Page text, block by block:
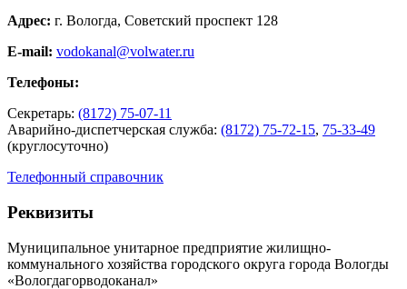
Адрес: г. Вологда, Советский проспект 128
E-mail: vodokanal@volwater.ru
Телефоны:
Секретарь: (8172) 75-07-11
Аварийно-диспетчерская служба: (8172) 75-72-15, 75-33-49
(круглосуточно)
Телефонный справочник
Реквизиты
Муниципальное унитарное предприятие жилищно-
коммунального хозяйства городского округа города Вологды
«Вологдагорводоканал»